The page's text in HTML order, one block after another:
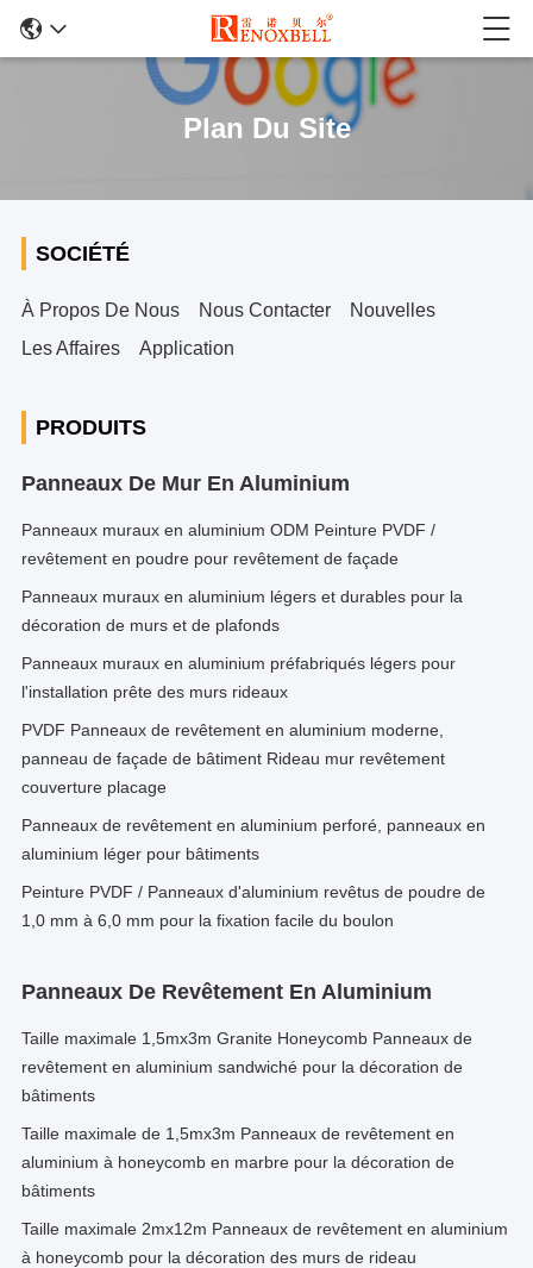
Plan Du Site
SOCIÉTÉ
À Propos De Nous Nous Contacter
Nouvelles
Les Affaires
Application
PRODUITS
Panneaux De Mur En Aluminium
Panneaux muraux en aluminium ODM Peinture PVDF /
revêtement en poudre pour revêtement de façade
Panneaux muraux en aluminium légers et durables pour la
décoration de murs et de plafonds
Panneaux muraux en aluminium préfabriqués légers pour
l'installation prête des murs rideaux
PVDF Panneaux de revêtement en aluminium moderne,
panneau de façade de bâtiment Rideau mur revêtement
couverture placage
Panneaux de revêtement en aluminium perforé, panneaux en
aluminium léger pour bâtiments
Peinture PVDF / Panneaux d'aluminium revêtus de poudre de
1,0 mm à 6,0 mm pour la fixation facile du boulon
Panneaux De Revêtement En Aluminium
Taille maximale 1,5mx3m Granite Honeycomb Panneaux de
revêtement en aluminium sandwiché pour la décoration de
bâtiments
Taille maximale de 1,5mx3m Panneaux de revêtement en
aluminium à honeycomb en marbre pour la décoration de
bâtiments
Taille maximale 2mx12m Panneaux de revêtement en aluminium
à honeycomb pour la décoration des murs de rideau